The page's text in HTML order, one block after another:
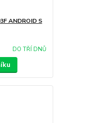
ANDROID S
DO TŘÍ DNŮ